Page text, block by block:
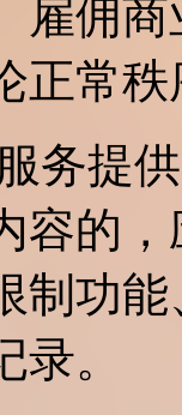
雇佣
正常
务提
容的
制功
。